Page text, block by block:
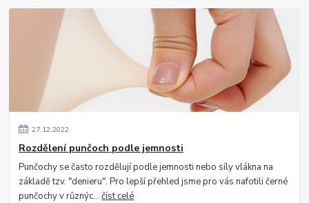
27.12.2022
Rozdělení punčoch podle jemnosti
Punčochy se často rozdělují podle jemnosti nebo síly vlákna na
základě tzv. "denieru". Pro lepší přehled jsme pro vás nafotili černé
punčochy v různýc...číst celé